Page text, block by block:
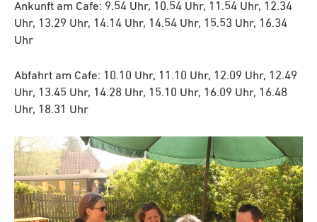
Ankunft am Cafe: 9.54 Uhr, 10.54 Uhr, 11.54 Uhr, 12.34
Uhr, 13.29 Uhr, 14.14 Uhr, 14.54 Uhr, 15.53 Uhr, 16.34
Uhr
Abfahrt am Cafe: 10.10 Uhr, 11.10 Uhr, 12.09 Uhr, 12.49
Uhr, 13.45 Uhr, 14.28 Uhr, 15.10 Uhr, 16.09 Uhr, 16.48
Uhr, 18.31 Uhr